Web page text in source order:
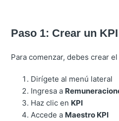
Paso 1: Crear un KPI
Para comenzar, debes crear
Dirígete al menú lateral
Ingresa a
Haz clic en KPI
Accede a Maestro KPI